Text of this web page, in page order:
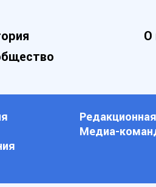
О
Медиа-